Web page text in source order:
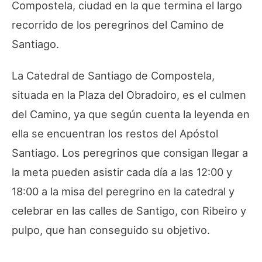
Compostela, ciudad en la que termina el largo
recorrido de los peregrinos del Camino de
Santiago.
La Catedral de Santiago de Compostela,
situada en la Plaza del Obradoiro, es el culmen
del Camino, ya que según cuenta la leyenda en
ella se encuentran los restos del Apóstol
Santiago. Los peregrinos que consigan llegar a
la meta pueden asistir cada día a las 12:00 y
18:00 a la misa del peregrino en la catedral y
celebrar en las calles de Santigo, con Ribeiro y
pulpo, que han conseguido su objetivo.